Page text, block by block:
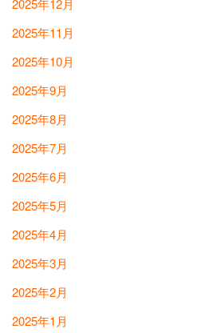
2025年11月
2025年10月
2025年9月
2025年8月
2025年7月
2025年6月
2025年5月
2025年4月
2025年3月
2025年2月
2025年1月